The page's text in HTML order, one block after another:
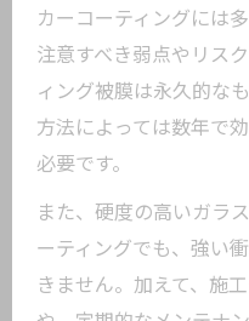
カーコーティングには
注意すべき弱点やリス
ィング被膜は永久的な
方法によっては数年で
必要です。
また、硬度の高いガラ
ーティングでも、強い
きません。加えて、施